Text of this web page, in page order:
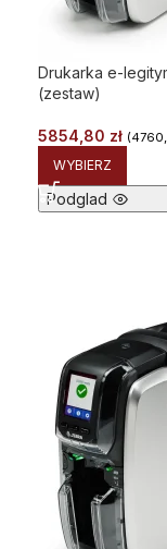
Drukarka e-
(zestaw)
5854,80 zł (
WYBIERZ
Podglad